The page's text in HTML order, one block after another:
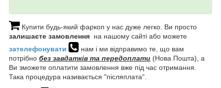
Купити будь-який фаркоп у нас дуже легко. Ви просто
залишаєте замовлення на нашому сайті або можете
зателефонувати
нам і ми відправимо те, що вам
потрібно без завдатків та передоплати (Нова Пошта), а
Ви зможете оплатити замовлення вже під час отримання.
Така процедура називається "післяплата".